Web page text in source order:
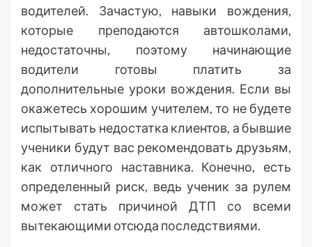
водителей. Зачастую, навыки вождения,
которые преподаются автошколами,
недостаточны, поэтому начинающие
водители готовы платить за
дополнительные уроки вождения. Если вы
окажетесь хорошим учителем, то не будете
испытывать недостатка клиентов, а бывшие
ученики будут вас рекомендовать друзьям,
как отличного наставника. Конечно, есть
определенный риск, ведь ученик за рулем
может стать причиной ДТП со всеми
вытекающими отсюда последствиями.